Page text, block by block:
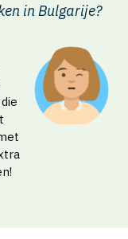
in Bulgarije?